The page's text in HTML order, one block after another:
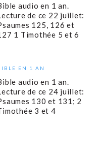
audio en 1 an.
de ce 22 juillet:
125, 126 et
1 Timothée 5 et 6
EN 1 AN
audio en 1 an.
de ce 24 juillet:
130 et 131; 2
3 et 4